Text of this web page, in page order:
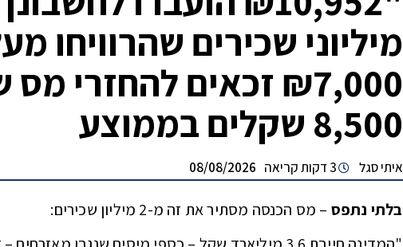
מיליוני שכירים שהרוויחו
₪7,000 זכאים להחזרי
8,500 שקלים בממוצע
איתי סגל 3 דקות קריאה 08/08/2026
בלתי נתפס – מס הכנסה מסתיר את זה מ-2 מיליון שכירים: